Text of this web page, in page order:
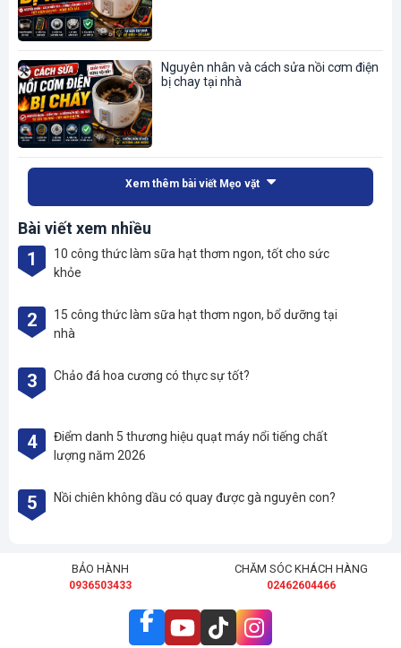
Nguyên nhân và cách sửa nồi cơm điện
bị chay tại nhà
Xem thêm bài viết Mẹo vặt
Bài viết xem nhiều
1
10 công thức làm sữa hạt thơm ngon, tốt cho sức
khỏe
2
15 công thức làm sữa hạt thơm ngon, bổ dưỡng tại
nhà
3 Chảo đá hoa cương có thực sự tốt?
4
Điểm danh 5 thương hiệu quạt máy nổi tiếng chất
lượng năm 2026
5 Nồi chiên không dầu có quay được gà nguyên con?
BẢO HÀNH
0936503433
CHĂM SÓC KHÁCH HÀNG
02462604466